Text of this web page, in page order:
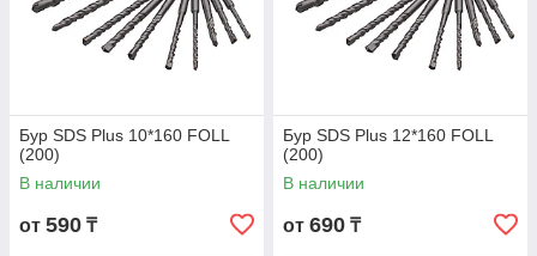
Бур SDS Plus 10*160 FOLL
(200)
В наличии
от 590 ₸
Бур SDS Plus 12*160 FOLL
(200)
В наличии
от 690 ₸